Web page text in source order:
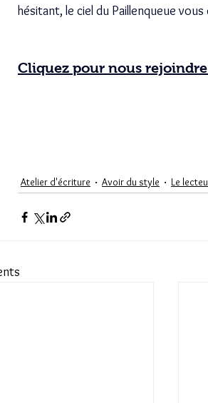
hésitant, le ciel du Paillenqueue
Cliquez pour nous
Atelier d'écriture Avoir du style Le